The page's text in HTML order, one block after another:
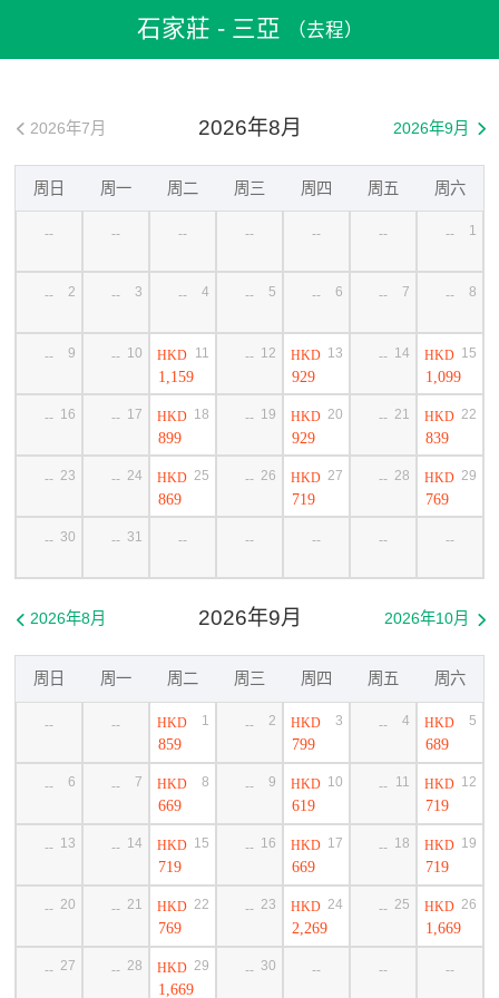
中國機票
石家莊 - 三亞 （去程）
2026年8月
 2026年7月 2026年9月 
周日 周一 周二 周三 周四 周五 周六
-- -- -- -- -- -- -- 1
-- 2 -- 3 -- 4 -- 5 -- 6 -- 7 -- 8
-- 9 -- 10 HKD
1,159
11 -- 12 HKD
929
13 -- 14 HKD
1,099
15
-- 16 -- 17 HKD
899
18 -- 19 HKD
929
20 -- 21 HKD
839
22
-- 23 -- 24 HKD
869
25 -- 26 HKD
719
27 -- 28 HKD
769
29
-- 30 -- 31 -- -- -- -- --
2026年9月
 2026年8月 2026年10月 
周日 周一 周二 周三 周四 周五 周六
-- -- HKD
859
1 -- 2 HKD
799
3 -- 4 HKD
689
5
-- 6 -- 7 HKD
669
8 -- 9 HKD
619
10 -- 11 HKD
719
12
-- 13 -- 14 HKD
719
15 -- 16 HKD
669
17 -- 18 HKD
719
19
-- 20 -- 21 HKD
769
22 -- 23 HKD
2,269
24 -- 25 HKD
1,669
26
-- 27 -- 28 HKD
1,669
29 -- 30 -- -- --